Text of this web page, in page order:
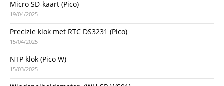
Micro SD-kaart (Pico)
19/04/2025
Precizie klok met RTC DS3231 (Pico)
15/04/2025
NTP klok (Pico W)
15/03/2025